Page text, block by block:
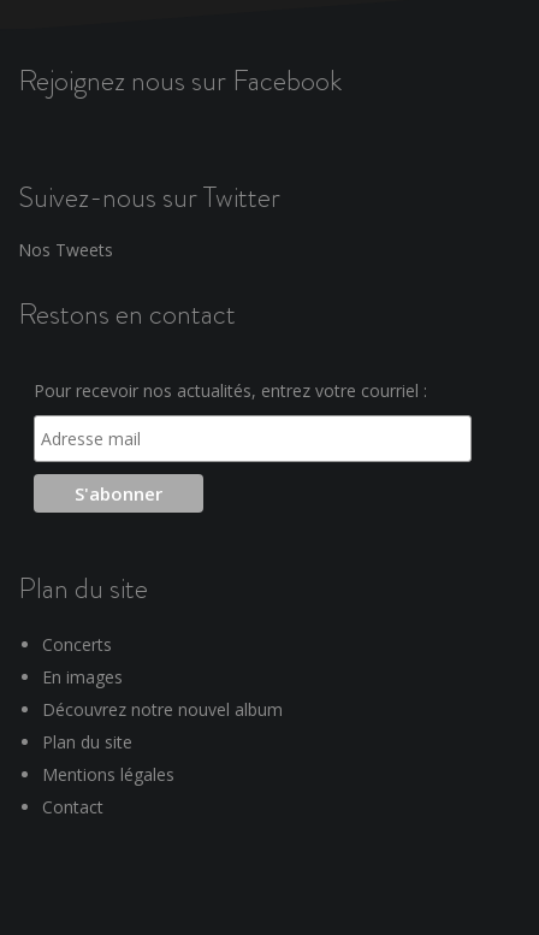
Rejoignez nous sur Facebook
Suivez-nous sur Twitter
Nos Tweets
Restons en contact
Pour recevoir nos actualités, entrez votre courriel :
Plan du site
Concerts
En images
Découvrez notre nouvel album
Plan du site
Mentions légales
Contact